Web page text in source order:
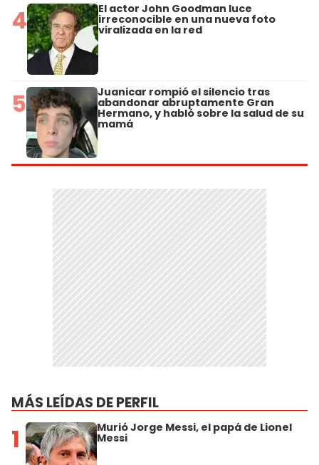
4 El actor John Goodman luce
irreconocible en una nueva foto
viralizada en la red
5 Juanicar rompió el silencio tras
abandonar abruptamente Gran
Hermano, y habló sobre la salud de su
mamá
MÁS LEÍDAS DE PERFIL
1 Murió Jorge Messi, el papá de Lionel
Messi